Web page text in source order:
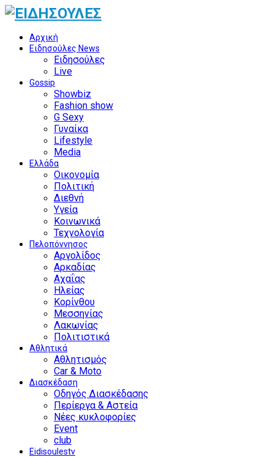
Αρχική
Ειδησούλες News
Ειδησούλες
Live
Gossip
Showbiz
Fashion show
G Sexy
Γυναίκα
Lifestyle
Media
Ελλάδα
Οικονομία
Πολιτική
Διεθνή
Υγεία
Κοινωνικά
Τεχνολογία
Πελοπόννησος
Αργολίδος
Αρκαδίας
Αχαΐας
Ηλείας
Κορίνθου
Μεσσηνίας
Λακωνίας
Πολιτιστικά
Αθλητικά
Αθλητισμός
Car & Moto
Διασκέδαση
Οδηγός Διασκέδασης
Περίεργα & Αστεία
Νέες κυκλοφορίες
Event
club
Eidisoulestv